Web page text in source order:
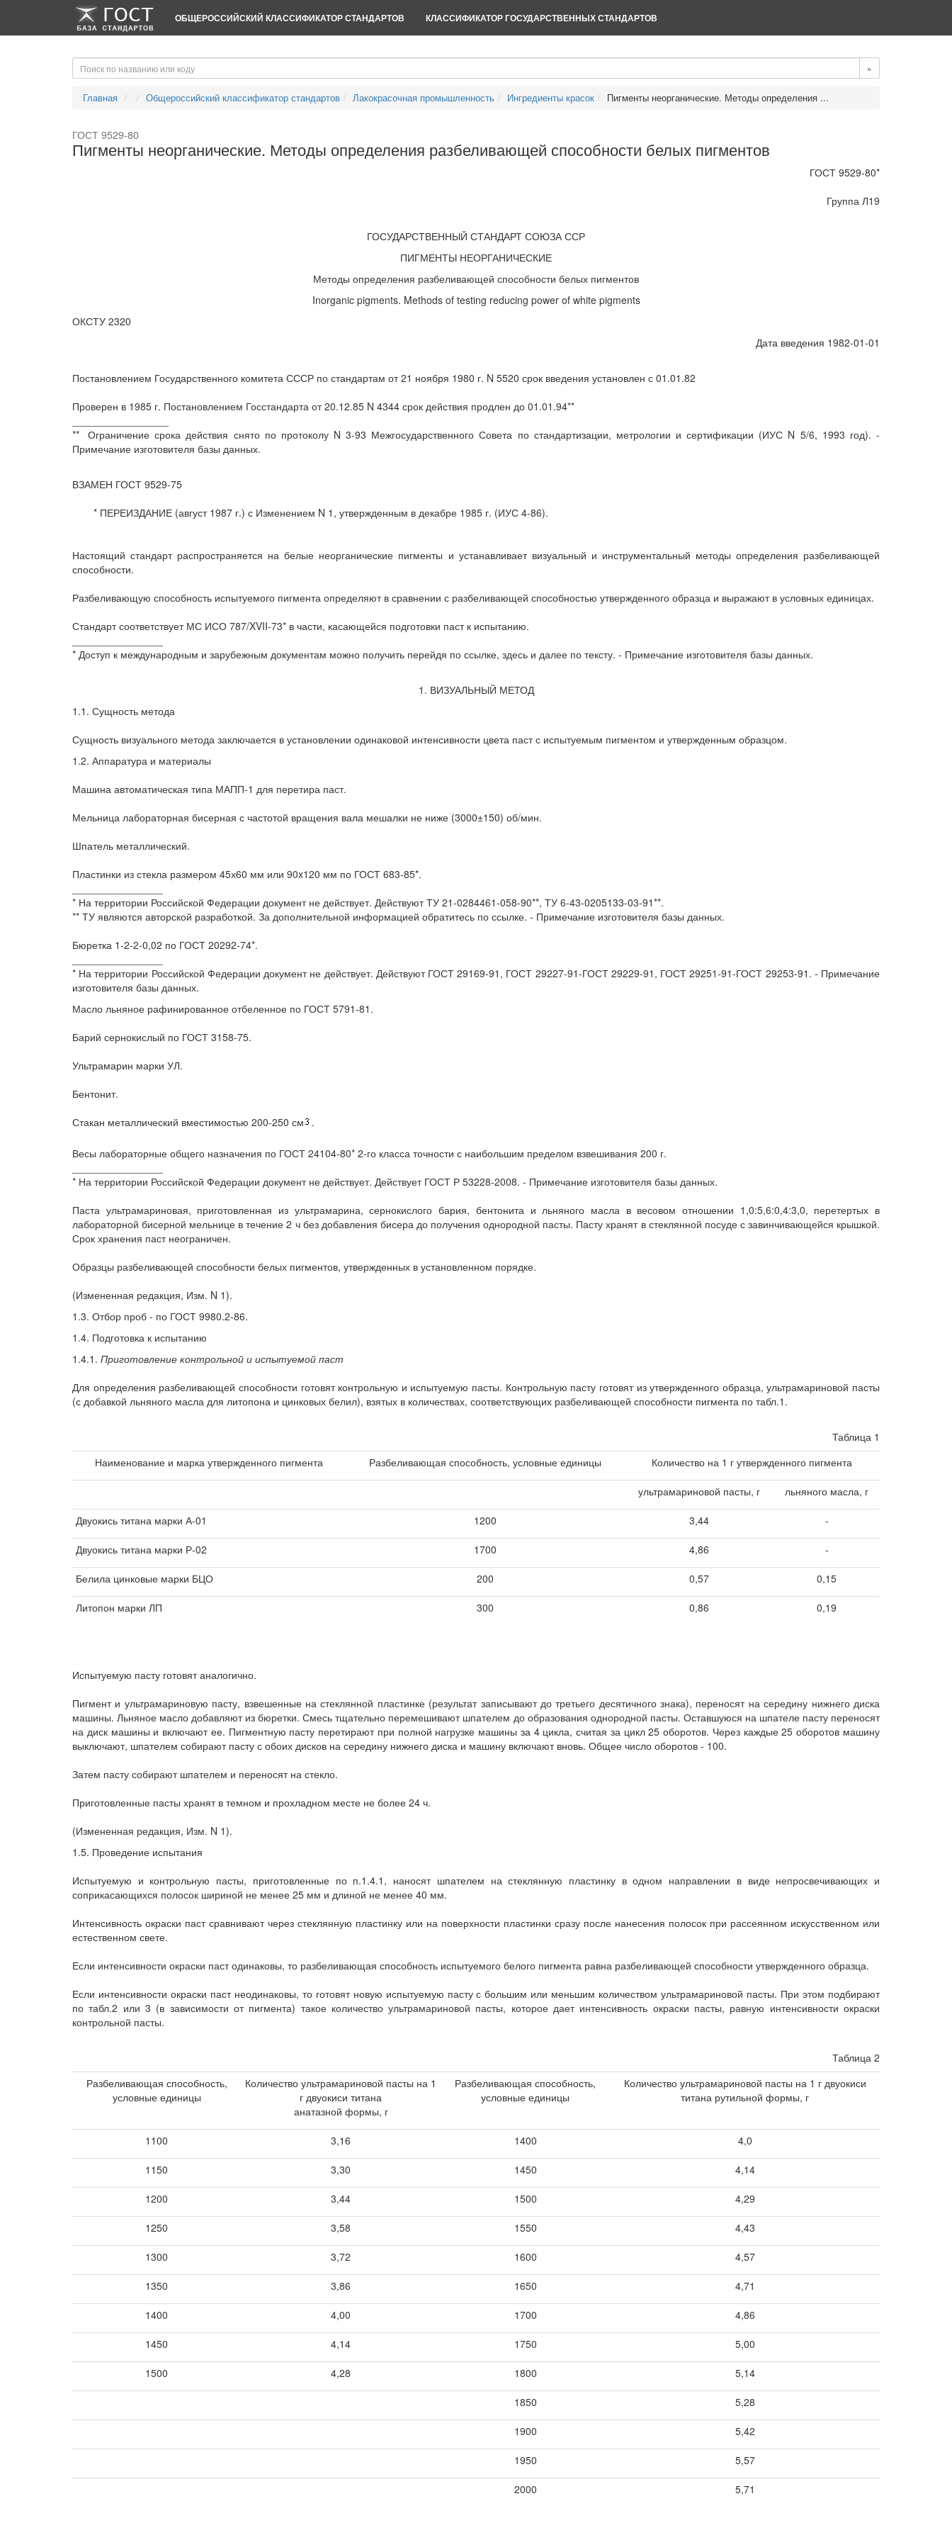
ОБЩЕРОССИЙСКИЙ КЛАССИФИКАТОР СТАНДАРТОВ КЛАССИФИКАТОР ГОСУДАРСТВЕННЫХ СТАНДАРТОВ
»
Главная Общероссийский классификатор стандартов Лакокрасочная промышленность Ингредиенты красок Пигменты неорганические. Методы определения ...
ГОСТ 9529-80
Пигменты неорганические. Методы определения разбеливающей способности белых пигментов
ГОСТ 9529-80*
Группа Л19
ГОСУДАРСТВЕННЫЙ СТАНДАРТ СОЮЗА ССР
ПИГМЕНТЫ НЕОРГАНИЧЕСКИЕ
Методы определения разбеливающей способности белых пигментов
Inorganic pigments. Methods of testing reducing power of white pigments
ОКСТУ 2320
Дата введения 1982-01-01
Постановлением Государственного комитета СССР по стандартам от 21 ноября 1980 г. N 5520 срок введения установлен с 01.01.82
Проверен в 1985 г. Постановлением Госстандарта от 20.12.85 N 4344 срок действия продлен до 01.01.94**
**
Ограничение срока действия снято по протоколу N 3-93 Межгосударственного Совета по стандартизации, метрологии и сертификации (ИУС N 5/6, 1993 год). -
Примечание изготовителя базы данных.
ВЗАМЕН ГОСТ 9529-75
* ПЕРЕИЗДАНИЕ (август 1987 г.) с Изменением N 1, утвержденным в декабре 1985 г. (ИУС 4-86).
Настоящий стандарт распространяется на белые неорганические пигменты и устанавливает визуальный и инструментальный методы определения разбеливающей
способности.
Разбеливающую способность испытуемого пигмента определяют в сравнении с разбеливающей способностью утвержденного образца и выражают в условных единицах.
Стандарт соответствует МС ИСО 787/XVII-73* в части, касающейся подготовки паст к испытанию.
* Доступ к международным и зарубежным документам можно получить перейдя по ссылке, здесь и далее по тексту. - Примечание изготовителя базы данных.
1. ВИЗУАЛЬНЫЙ МЕТОД
1.1. Сущность метода
Сущность визуального метода заключается в установлении одинаковой интенсивности цвета паст с испытуемым пигментом и утвержденным образцом.
1.2. Аппаратура и материалы
Машина автоматическая типа МАПП-1 для перетира паст.
Мельница лабораторная бисерная с частотой вращения вала мешалки не ниже (3000±150) об/мин.
Шпатель металлический.
Пластинки из стекла размером 45х60 мм или 90x120 мм по ГОСТ 683-85*.
* На территории Российской Федерации документ не действует. Действуют ТУ 21-0284461-058-90**, ТУ 6-43-0205133-03-91**.
** ТУ являются авторской разработкой. За дополнительной информацией обратитесь по ссылке. - Примечание изготовителя базы данных.
Бюретка 1-2-2-0,02 по ГОСТ 20292-74*.
* На территории Российской Федерации документ не действует. Действуют ГОСТ 29169-91, ГОСТ 29227-91-ГОСТ 29229-91, ГОСТ 29251-91-ГОСТ 29253-91. - Примечание
изготовителя базы данных.
Масло льняное рафинированное отбеленное по ГОСТ 5791-81.
Барий сернокислый по ГОСТ 3158-75.
Ультрамарин марки УЛ.
Бентонит.
Стакан металлический вместимостью 200-250 см
.
Весы лабораторные общего назначения по ГОСТ 24104-80* 2-го класса точности с наибольшим пределом взвешивания 200 г.
* На территории Российской Федерации документ не действует. Действует ГОСТ Р 53228-2008. - Примечание изготовителя базы данных.
Паста ультрамариновая, приготовленная из ультрамарина, сернокислого бария, бентонита и льняного масла в весовом отношении 1,0:5,6:0,4:3,0, перетертых в
лабораторной бисерной мельнице в течение 2 ч без добавления бисера до получения однородной пасты. Пасту хранят в стеклянной посуде с завинчивающейся крышкой.
Срок хранения паст неограничен.
Образцы разбеливающей способности белых пигментов, утвержденных в установленном порядке.
(Измененная редакция, Изм. N 1).
1.3. Отбор проб - по ГОСТ 9980.2-86.
1.4. Подготовка к испытанию
1.4.1. Приготовление контрольной и испытуемой паст
Для определения разбеливающей способности готовят контрольную и испытуемую пасты. Контрольную пасту готовят из утвержденного образца, ультрамариновой пасты
(с добавкой льняного масла для литопона и цинковых белил), взятых в количествах, соответствующих разбеливающей способности пигмента по табл.1.
Таблица 1
Наименование и марка утвержденного пигмента
Разбеливающая способность, условные единицы Количество на 1 г утвержденного пигмента
ультрамариновой пасты, г льняного масла, г
Двуокись титана марки А-01 1200 3,44 -
Двуокись титана марки Р-02 1700 4,86 -
Белила цинковые марки БЦО 200 0,57 0,15
Литопон марки ЛП 300 0,86 0,19
Испытуемую пасту готовят аналогично.
Пигмент и ультрамариновую пасту, взвешенные на стеклянной пластинке (результат записывают до третьего десятичного знака), переносят на середину нижнего диска
машины. Льняное масло добавляют из бюретки. Смесь тщательно перемешивают шпателем до образования однородной пасты. Оставшуюся на шпателе пасту переносят
на диск машины и включают ее. Пигментную пасту перетирают при полной нагрузке машины за 4 цикла, считая за цикл 25 оборотов. Через каждые 25 оборотов машину
выключают, шпателем собирают пасту с обоих дисков на середину нижнего диска и машину включают вновь. Общее число оборотов - 100.
Затем пасту собирают шпателем и переносят на стекло.
Приготовленные пасты хранят в темном и прохладном месте не более 24 ч.
(Измененная редакция, Изм. N 1).
1.5. Проведение испытания
Испытуемую и контрольную пасты, приготовленные по п.1.4.1, наносят шпателем на стеклянную пластинку в одном направлении в виде непросвечивающих и
соприкасающихся полосок шириной не менее 25 мм и длиной не менее 40 мм.
Интенсивность окраски паст сравнивают через стеклянную пластинку или на поверхности пластинки сразу после нанесения полосок при рассеянном искусственном или
естественном свете.
Если интенсивности окраски паст одинаковы, то разбеливающая способность испытуемого белого пигмента равна разбеливающей способности утвержденного образца.
Если интенсивности окраски паст неодинаковы, то готовят новую испытуемую пасту с большим или меньшим количеством ультрамариновой пасты. При этом подбирают
по табл.2 или 3 (в зависимости от пигмента) такое количество ультрамариновой пасты, которое дает интенсивность окраски пасты, равную интенсивности окраски
контрольной пасты.
Таблица 2
Разбеливающая способность,
условные единицы
Количество ультрамариновой пасты на 1
г двуокиси титана
анатазной формы, г
Разбеливающая способность,
условные единицы
Количество ультрамариновой пасты на 1 г двуокиси
титана рутильной формы, г
1100 3,16 1400 4,0
1150 3,30 1450 4,14
1200 3,44 1500 4,29
1250 3,58 1550 4,43
1300 3,72 1600 4,57
1350 3,86 1650 4,71
1400 4,00 1700 4,86
1450 4,14 1750 5,00
1500 4,28 1800 5,14
1850 5,28
1900 5,42
1950 5,57
2000 5,71